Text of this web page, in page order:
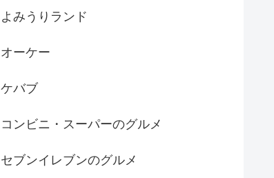
よみうりランド
オーケー
ケバブ
コンビニ・スーパーのグルメ
セブンイレブンのグルメ